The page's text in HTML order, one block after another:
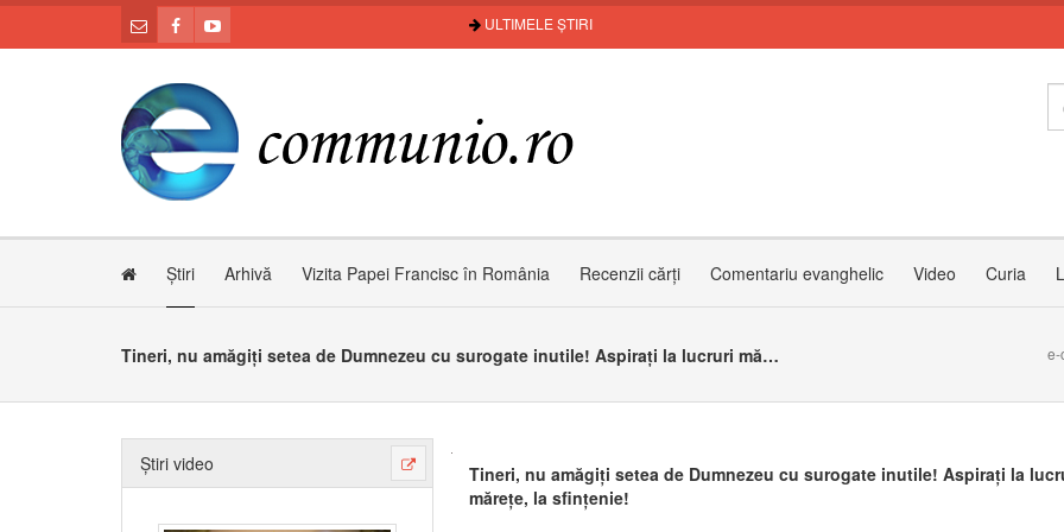
ULTIMELE ȘTIRI
Știri Arhivă Vizita Papei Francisc în România Recenzii cărți Comentariu evanghelic Video Curia
Tineri, nu amăgiți setea de Dumnezeu cu surogate inutile! Aspirați la lucruri mărețe, la sfințenie! e-
Știri video
Tineri, nu amăgiți setea de Dumnezeu cu surogate inutile! Aspirați la
mărețe, la sfințenie!